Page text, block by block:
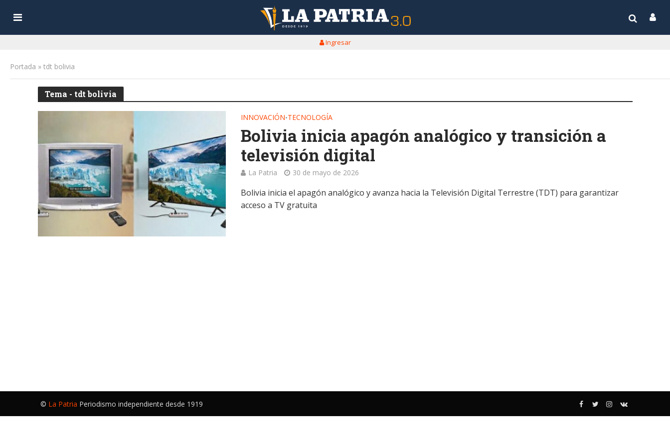
Ingresar
Portada » tdt bolivia
Tema - tdt bolivia
INNOVACIÓN•TECNOLOGÍA
Bolivia inicia apagón analógico y transición a
televisión digital
La Patria 30 de mayo de 2026
Bolivia inicia el apagón analógico y avanza hacia la Televisión Digital Terrestre (TDT) para garantizar
acceso a TV gratuita
© La Patria Periodismo independiente desde 1919